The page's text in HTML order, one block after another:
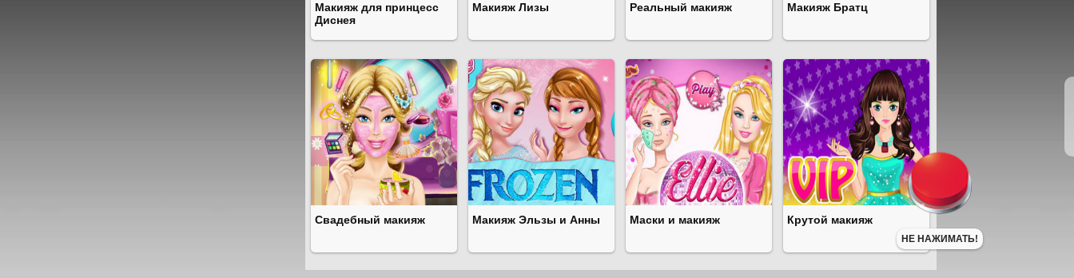
Макияж для принцесс
Диснея
Макияж Лизы Реальный макияж Макияж Братц
Свадебный макияж Макияж Эльзы и Анны Маски и макияж Крутой макияж
НЕ НАЖИМАТЬ!